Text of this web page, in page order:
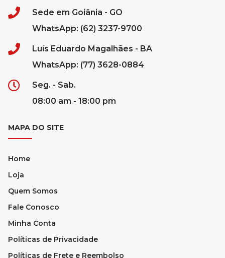
Sede em Goiânia - GO
WhatsApp: (62) 3237-9700
Luís Eduardo Magalhães - BA
WhatsApp: (77) 3628-0884
Seg. - Sab.
08:00 am - 18:00 pm
MAPA DO SITE
Home
Loja
Quem Somos
Fale Conosco
Minha Conta
Políticas de Privacidade
Políticas de Frete e Reembolso